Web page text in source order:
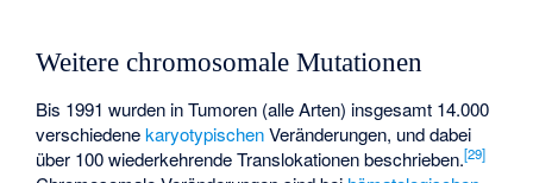
Weitere chromosomale Mutationen
Bis 1991 wurden in Tumoren (alle Arten) insgesamt 14.000
verschiedenekaryotypischenVeränderungen, und dabei
über 100 wiederkehrende Translokationen beschrieben.[29]